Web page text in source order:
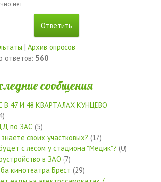
нет
| Архив опросов
ответов: 560
сообщения
В 47 И 48 КВАРТАЛАХ КУНЦЕВО
по ЗАО (5)
своих участковых? (17)
с лесом у стадиона "Медик"? (0)
в ЗАО (7)
кинотеатра Брест (29)